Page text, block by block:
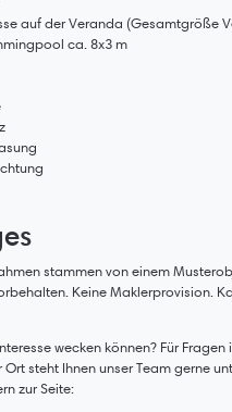
auf der Veranda (Gesamtgröße
ca. 8x3 m
stammen von einem
Keine Maklerprovision.
wecken können? Für
Ort steht Ihnen unser Team gerne
zur Seite: